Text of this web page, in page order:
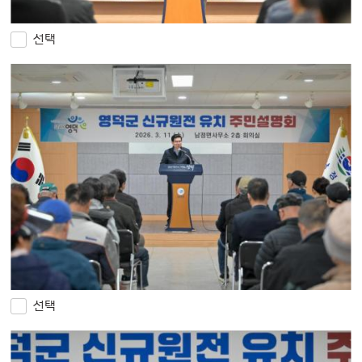
선택
선택